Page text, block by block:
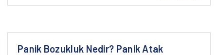
Panik Bozukluk Nedir? Panik Atak